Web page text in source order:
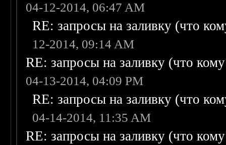
04-12-2014, 06:47 AM
RE: запросы на заливку (что
12-2014, 09:14 AM
RE: запросы на заливку (что
04-13-2014, 04:09 PM
RE: запросы на заливку (что
04-14-2014, 11:35 AM
RE: запросы на заливку (что